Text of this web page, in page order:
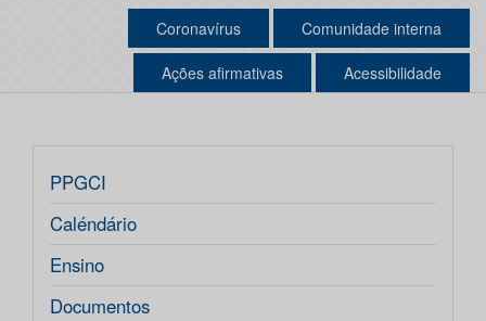
Coronavírus Comunidade interna
Ações afirmativas Acessibilidade
PPGCI
Caléndário
Ensino
Documentos